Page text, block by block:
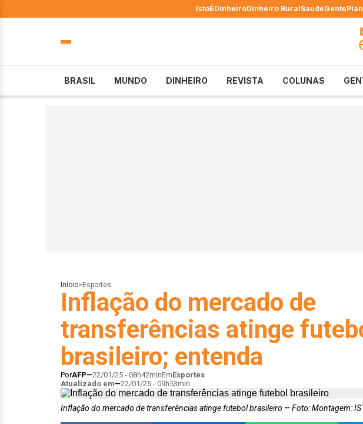
IstoÉDinheiroDinheiro RuralSaúdeGente
BRASIL MUNDO DINHEIRO REVISTA COLUNAS
Início> Esportes
Inflação do mercado de
transferências atinge
brasileiro; entenda
PorAFP 22/01/25 - 08h42minEmEsportes
Atualizado em
22/01/25 - 09h53min
Inflação do mercado de transferências atinge futebol brasileiro Foto: Montagem: